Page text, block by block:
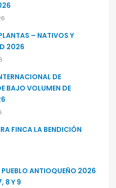
– NATIVOS Y
2026
DE
BAJO VOLUMEN DE
FINCA LA BENDICIÓN
ANTIOQUEÑO 2026
8 Y 9